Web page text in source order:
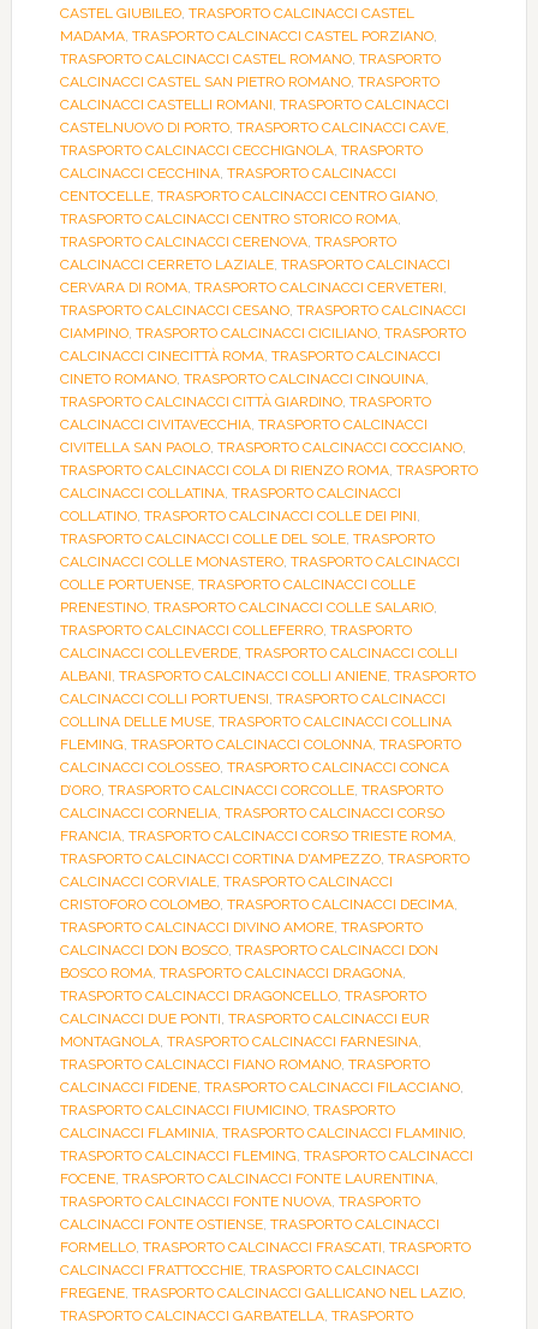
CASTEL GIUBILEO, TRASPORTO CALCINACCI CASTEL
MADAMA, TRASPORTO CALCINACCI CASTEL PORZIANO,
TRASPORTO CALCINACCI CASTEL ROMANO, TRASPORTO
CALCINACCI CASTEL SAN PIETRO ROMANO, TRASPORTO
CALCINACCI CASTELLI ROMANI, TRASPORTO CALCINACCI
CASTELNUOVO DI PORTO, TRASPORTO CALCINACCI CAVE,
TRASPORTO CALCINACCI CECCHIGNOLA, TRASPORTO
CALCINACCI CECCHINA, TRASPORTO CALCINACCI
CENTOCELLE, TRASPORTO CALCINACCI CENTRO GIANO,
TRASPORTO CALCINACCI CENTRO STORICO ROMA,
TRASPORTO CALCINACCI CERENOVA, TRASPORTO
CALCINACCI CERRETO LAZIALE, TRASPORTO CALCINACCI
CERVARA DI ROMA, TRASPORTO CALCINACCI CERVETERI,
TRASPORTO CALCINACCI CESANO, TRASPORTO CALCINACCI
CIAMPINO, TRASPORTO CALCINACCI CICILIANO, TRASPORTO
CALCINACCI CINECITTÀ ROMA, TRASPORTO CALCINACCI
CINETO ROMANO, TRASPORTO CALCINACCI CINQUINA,
TRASPORTO CALCINACCI CITTÀ GIARDINO, TRASPORTO
CALCINACCI CIVITAVECCHIA, TRASPORTO CALCINACCI
CIVITELLA SAN PAOLO, TRASPORTO CALCINACCI COCCIANO,
TRASPORTO CALCINACCI COLA DI RIENZO ROMA, TRASPORTO
CALCINACCI COLLATINA, TRASPORTO CALCINACCI
COLLATINO, TRASPORTO CALCINACCI COLLE DEI PINI,
TRASPORTO CALCINACCI COLLE DEL SOLE, TRASPORTO
CALCINACCI COLLE MONASTERO, TRASPORTO CALCINACCI
COLLE PORTUENSE, TRASPORTO CALCINACCI COLLE
PRENESTINO, TRASPORTO CALCINACCI COLLE SALARIO,
TRASPORTO CALCINACCI COLLEFERRO, TRASPORTO
CALCINACCI COLLEVERDE, TRASPORTO CALCINACCI COLLI
ALBANI, TRASPORTO CALCINACCI COLLI ANIENE, TRASPORTO
CALCINACCI COLLI PORTUENSI, TRASPORTO CALCINACCI
COLLINA DELLE MUSE, TRASPORTO CALCINACCI COLLINA
FLEMING, TRASPORTO CALCINACCI COLONNA, TRASPORTO
CALCINACCI COLOSSEO, TRASPORTO CALCINACCI CONCA
D’ORO, TRASPORTO CALCINACCI CORCOLLE, TRASPORTO
CALCINACCI CORNELIA, TRASPORTO CALCINACCI CORSO
FRANCIA, TRASPORTO CALCINACCI CORSO TRIESTE ROMA,
TRASPORTO CALCINACCI CORTINA D'AMPEZZO, TRASPORTO
CALCINACCI CORVIALE, TRASPORTO CALCINACCI
CRISTOFORO COLOMBO, TRASPORTO CALCINACCI DECIMA,
TRASPORTO CALCINACCI DIVINO AMORE, TRASPORTO
CALCINACCI DON BOSCO, TRASPORTO CALCINACCI DON
BOSCO ROMA, TRASPORTO CALCINACCI DRAGONA,
TRASPORTO CALCINACCI DRAGONCELLO, TRASPORTO
CALCINACCI DUE PONTI, TRASPORTO CALCINACCI EUR
MONTAGNOLA, TRASPORTO CALCINACCI FARNESINA,
TRASPORTO CALCINACCI FIANO ROMANO, TRASPORTO
CALCINACCI FIDENE, TRASPORTO CALCINACCI FILACCIANO,
TRASPORTO CALCINACCI FIUMICINO, TRASPORTO
CALCINACCI FLAMINIA, TRASPORTO CALCINACCI FLAMINIO,
TRASPORTO CALCINACCI FLEMING, TRASPORTO CALCINACCI
FOCENE, TRASPORTO CALCINACCI FONTE LAURENTINA,
TRASPORTO CALCINACCI FONTE NUOVA, TRASPORTO
CALCINACCI FONTE OSTIENSE, TRASPORTO CALCINACCI
FORMELLO, TRASPORTO CALCINACCI FRASCATI, TRASPORTO
CALCINACCI FRATTOCCHIE, TRASPORTO CALCINACCI
FREGENE, TRASPORTO CALCINACCI GALLICANO NEL LAZIO,
TRASPORTO CALCINACCI GARBATELLA, TRASPORTO